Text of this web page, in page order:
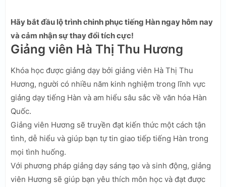
Hãy bắt đầu lộ trình chinh phục tiếng Hàn ngay hôm nay
và cảm nhận sự thay đổi tích cực!
Giảng viên Hà Thị Thu Hương
Khóa học được giảng dạy bởi giảng viên Hà Thị Thu
Hương, người có nhiều năm kinh nghiệm trong lĩnh vực
giảng dạy tiếng Hàn và am hiểu sâu sắc về văn hóa Hàn
Quốc.
Giảng viên Hương sẽ truyền đạt kiến thức một cách tận
tình, dễ hiểu và giúp bạn tự tin giao tiếp tiếng Hàn trong
mọi tình huống.
Với phương pháp giảng dạy sáng tạo và sinh động, giảng
viên Hương sẽ giúp bạn yêu thích môn học và đạt được